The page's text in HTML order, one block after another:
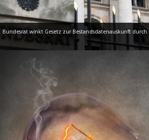
Bundesrat winkt Gesetz zur Bestandsdatenauskunft durch.